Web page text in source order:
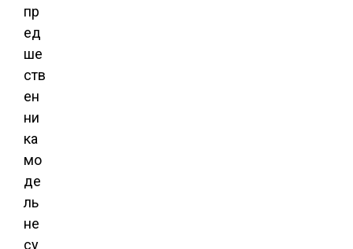
пр
ед
ше
ств
ен
ни
ка
мо
де
ль
не
су